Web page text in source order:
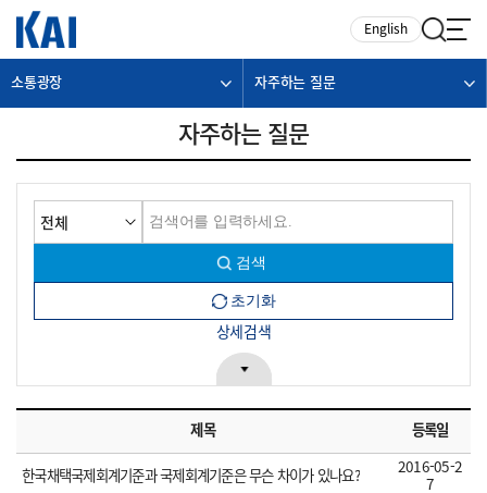
English
소통광장 자주하는 질문
자주하는 질문
상세검색
제목 등록일
한국채택국제회계기준과 국제회계기준은 무슨 차이가 있나요?
2016-05-2
7